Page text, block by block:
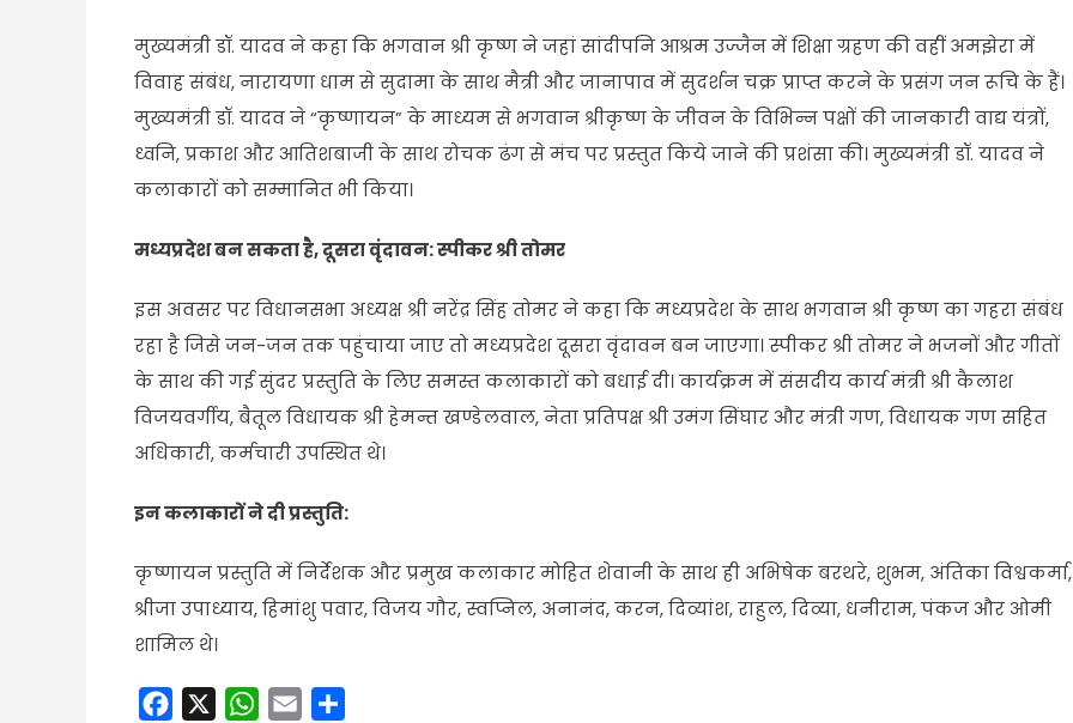
मुख्यमंत्री डॉ. यादव ने कहा कि भगवान श्री कृष्ण ने जहां सांदीपनि आश्रम उज्जैन में शिक्षा ग्रहण की वहीं अमझेरा में
विवाह संबंध, नारायणा धाम से सुदामा के साथ मैत्री और जानापाव में सुदर्शन चक्र प्राप्त करने के प्रसंग जन रूचि के हैं।
मुख्यमंत्री डॉ. यादव ने “कृष्णायन” के माध्यम से भगवान श्रीकृष्ण के जीवन के विभिन्न पक्षों की जानकारी वाद्य यंत्रों,
ध्वनि, प्रकाश और आतिशबाजी के साथ रोचक ढंग से मंच पर प्रस्तुत किये जाने की प्रशंसा की। मुख्यमंत्री डॉ. यादव ने
कलाकारों को सम्मानित भी किया।
मध्यप्रदेश बन सकता है, दूसरा वृंदावन: स्पीकर श्री तोमर
इस अवसर पर विधानसभा अध्यक्ष श्री नरेंद्र सिंह तोमर ने कहा कि मध्यप्रदेश के साथ भगवान श्री कृष्ण का गहरा संबंध
रहा है जिसे जन-जन तक पहुंचाया जाए तो मध्यप्रदेश दूसरा वृंदावन बन जाएगा। स्पीकर श्री तोमर ने भजनों और गीतों
के साथ की गई सुंदर प्रस्तुति के लिए समस्त कलाकारों को बधाई दी। कार्यक्रम में संसदीय कार्य मंत्री श्री कैलाश
विजयवर्गीय, बैतूल विधायक श्री हेमन्त खण्डेलवाल, नेता प्रतिपक्ष श्री उमंग सिंघार और मंत्री गण, विधायक गण सहित
अधिकारी, कर्मचारी उपस्थित थे।
इन कलाकारों ने दी प्रस्तुति:
कृष्णायन प्रस्तुति में निर्देशक और प्रमुख कलाकार मोहित शेवानी के साथ ही अभिषेक बरथरे, शुभम, अंतिका विश्वकर्मा,
श्रीजा उपाध्याय, हिमांशु पवार, विजय गौर, स्वप्निल, अनानंद, करन, दिव्यांश, राहुल, दिव्या, धनीराम, पंकज और ओमी
शामिल थे।
Facebook WhatsApp
Email